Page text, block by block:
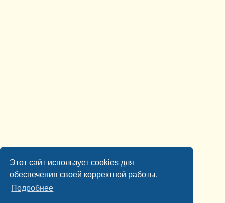
Этот сайт использует cookies для
обеспечения своей корректной работы.
Подробнее